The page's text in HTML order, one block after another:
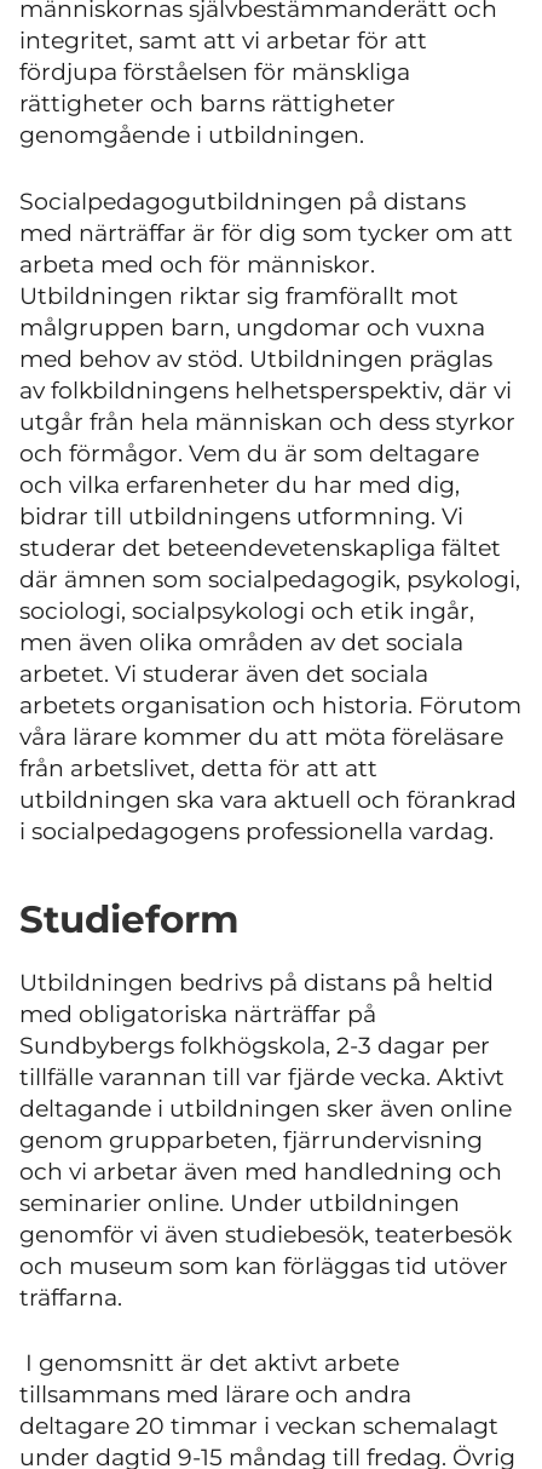
människornas självbestämmanderätt och
integritet, samt att vi arbetar för att
fördjupa förståelsen för mänskliga
rättigheter och barns rättigheter
genomgående i utbildningen.
Socialpedagogutbildningen på distans
med närträffar är för dig som tycker om att
arbeta med och för människor.
Utbildningen riktar sig framförallt mot
målgruppen barn, ungdomar och vuxna
med behov av stöd. Utbildningen präglas
av folkbildningens helhetsperspektiv, där vi
utgår från hela människan och dess styrkor
och förmågor. Vem du är som deltagare
och vilka erfarenheter du har med dig,
bidrar till utbildningens utformning. Vi
studerar det beteendevetenskapliga fältet
där ämnen som socialpedagogik, psykologi,
sociologi, socialpsykologi och etik ingår,
men även olika områden av det sociala
arbetet. Vi studerar även det sociala
arbetets organisation och historia. Förutom
våra lärare kommer du att möta föreläsare
från arbetslivet, detta för att att
utbildningen ska vara aktuell och förankrad
i socialpedagogens professionella vardag.
Studieform
Utbildningen bedrivs på distans på heltid
med obligatoriska närträffar på
Sundbybergs folkhögskola, 2-3 dagar per
tillfälle varannan till var fjärde vecka. Aktivt
deltagande i utbildningen sker även online
genom grupparbeten, fjärrundervisning
och vi arbetar även med handledning och
seminarier online. Under utbildningen
genomför vi även studiebesök, teaterbesök
och museum som kan förläggas tid utöver
träffarna.
I genomsnitt är det aktivt arbete
tillsammans med lärare och andra
deltagare 20 timmar i veckan schemalagt
under dagtid 9-15 måndag till fredag. Övrig